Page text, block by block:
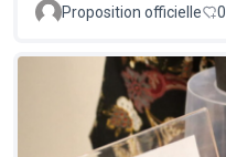
Proposition officielle
0